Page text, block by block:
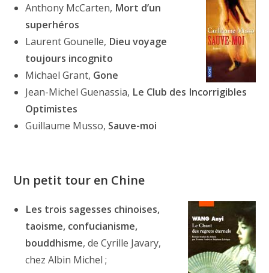
Anthony McCarten, Mort d’un
superhéros
Laurent Gounelle, Dieu voyage
toujours incognito
Michael Grant, Gone
Jean-Michel Guenassia, Le Club des Incorrigibles
Optimistes
Guillaume Musso, Sauve-moi
Un petit tour en Chine
Les trois sagesses chinoises,
taoisme, confucianisme,
bouddhisme, de Cyrille Javary,
chez Albin Michel ;